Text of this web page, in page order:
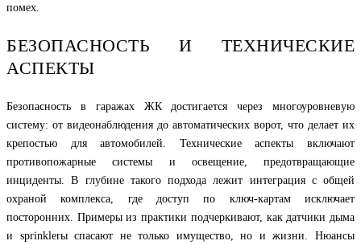
помех.
БЕЗОПАСНОСТЬ И ТЕХНИЧЕСКИЕ
АСПЕКТЫ
Безопасность в гаражах ЖК достигается через многоуровневую
систему: от видеонаблюдения до автоматических ворот, что делает их
крепостью для автомобилей. Технические аспекты включают
противопожарные системы и освещение, предотвращающие
инциденты. В глубине такого подхода лежит интеграция с общей
охраной комплекса, где доступ по ключ-картам исключает
посторонних. Примеры из практики подчеркивают, как датчики дыма
и sprinklerы спасают не только имущество, но и жизни. Нюансы